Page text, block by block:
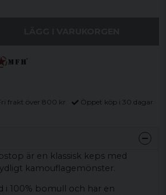
frakt över 800 kr Öppet köp i 30 dagar
är en klassisk keps med
kamouflagemönster.
i 100% bomull och har en